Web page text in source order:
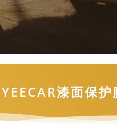
YEECAR漆面保